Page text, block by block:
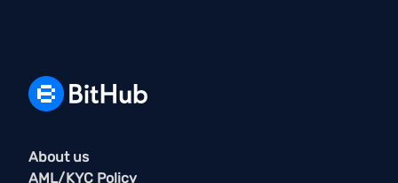
About us
AML/KYC Policy